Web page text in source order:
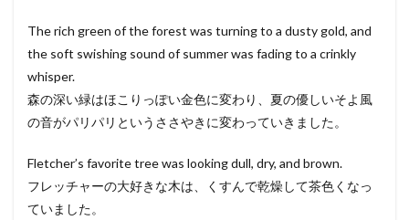
The rich green of the forest was turning to a dusty gold, and
the soft swishing sound of summer was fading to a crinkly
whisper.
森の深い緑はほこりっぽい金色に変わり、夏の優しいそよ風
の音がパリパリというささやきに変わっていきました。
Fletcher’s favorite tree was looking dull, dry, and brown.
フレッチャーの大好きな木は、くすんで乾燥して茶色くなっ
ていました。